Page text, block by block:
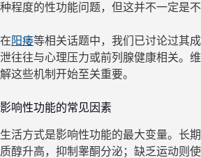
种程度的性功能问题，但这并不一定是不
在 阳痿等相关话题中，我们已讨论过其
泄往往与心理压力或前列腺健康相关。
解这些机制开始至关重要。
影响性功能的常见因素
生活方式是影响性功能的最大变量。长
质醇升高，抑制睾酮分泌；缺乏运动则